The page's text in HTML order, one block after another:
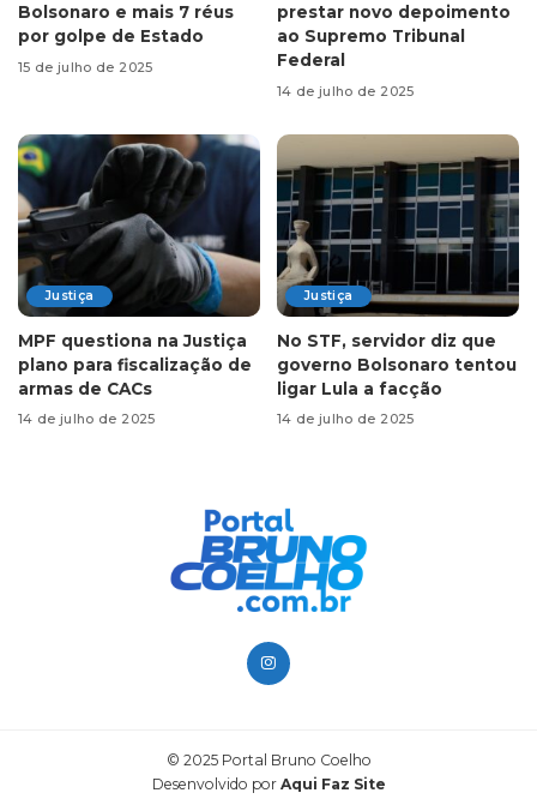
Bolsonaro e mais 7 réus
por golpe de Estado
15 de julho de 2025
prestar novo depoimento
ao Supremo Tribunal
Federal
14 de julho de 2025
Justiça
MPF questiona na Justiça
plano para fiscalização de
armas de CACs
14 de julho de 2025
Justiça
No STF, servidor diz que
governo Bolsonaro tentou
ligar Lula a facção
14 de julho de 2025
© 2025 Portal Bruno Coelho
Desenvolvido por Aqui Faz Site